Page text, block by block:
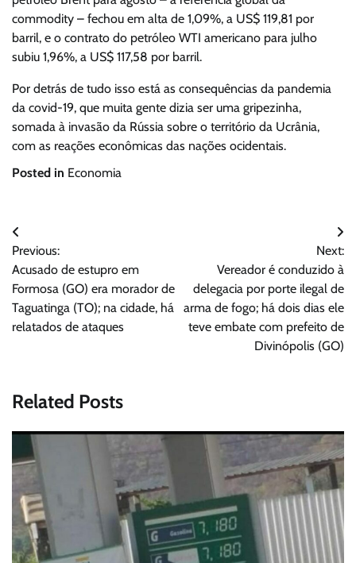
commodity – fechou em alta de 1,09%, a US$ 119,81 por
barril, e o contrato do petróleo WTI americano para julho
subiu 1,96%, a US$ 117,58 por barril.
Por detrás de tudo isso está as consequências da pandemia
da covid-19, que muita gente dizia ser uma gripezinha,
somada à invasão da Rússia sobre o território da Ucrânia,
com as reações econômicas das nações ocidentais.
Posted in Economia
Navegação
de
Post
Previous:
Acusado de estupro em
Formosa (GO) era morador de
Taguatinga (TO); na cidade, há
relatados de ataques
Next:
Vereador é conduzido à
delegacia por porte ilegal de
arma de fogo; há dois dias ele
teve embate com prefeito de
Divinópolis (GO)
Related Posts